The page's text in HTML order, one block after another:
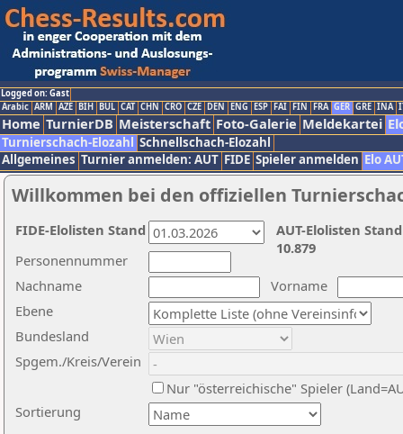
Logged on: Gast
Arabic ARM AZE BIH BUL CAT CHN CRO CZE DEN ENG ESP FAI FIN FRA GER GRE INA
Home TurnierDB Meisterschaft Foto-Galerie Meldekartei
Turnierschach-Elozahl Schnellschach-Elozahl
Allgemeines Turnier anmelden: AUT FIDE Spieler anmelden Elo
Willkommen bei den offiziellen
Nachname
Vorname
Ebene
Sortierung
Personennummer
Bundesland
Spgem./Kreis/Verein
Nur "österreichische" Spieler
AUT-Elolisten
10.879
FIDE-Elolisten Stand